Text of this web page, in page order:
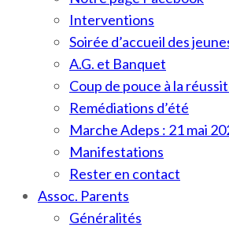
Interventions
Soirée d’accueil des
A.G. et Banquet
Coup de pouce à la
Remédiations d’été
Marche Adeps : 21 mai
Manifestations
Rester en contact
Assoc. Parents
Généralités